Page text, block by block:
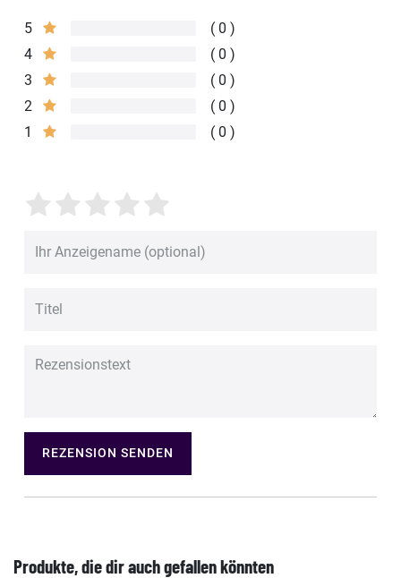
5
0
4
0
3
0
2
0
1
0
REZENSION SENDEN
Produkte, die dir auch gefallen könnten